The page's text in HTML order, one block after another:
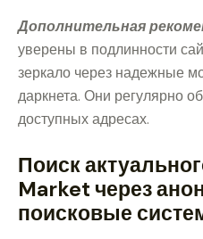
Дополнительная
уверены в подлинности
зеркало через надежные
даркнета. Они регулярно
доступных адресах.
Поиск
Market через
поисковые